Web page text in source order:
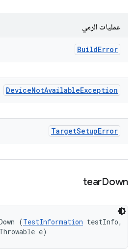
عمليات الرمي
BuildError
DeviceNotAvailableException
TargetSetupError
tearDown
(TestInformation testInfo,
e)